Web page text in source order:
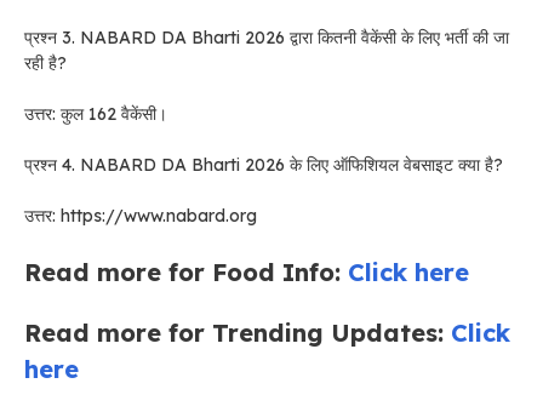
प्रश्न 3. NABARD DA Bharti 2026 द्वारा कितनी वैकेंसी के लिए भर्ती की जा
रही है?
उत्तर: कुल 162 वैकेंसी।
प्रश्न 4. NABARD DA Bharti 2026 के लिए ऑफिशियल वेबसाइट क्या है?
उत्तर: https://www.nabard.org
Read more for Food Info: Click here
Read more for Trending Updates: Click
here